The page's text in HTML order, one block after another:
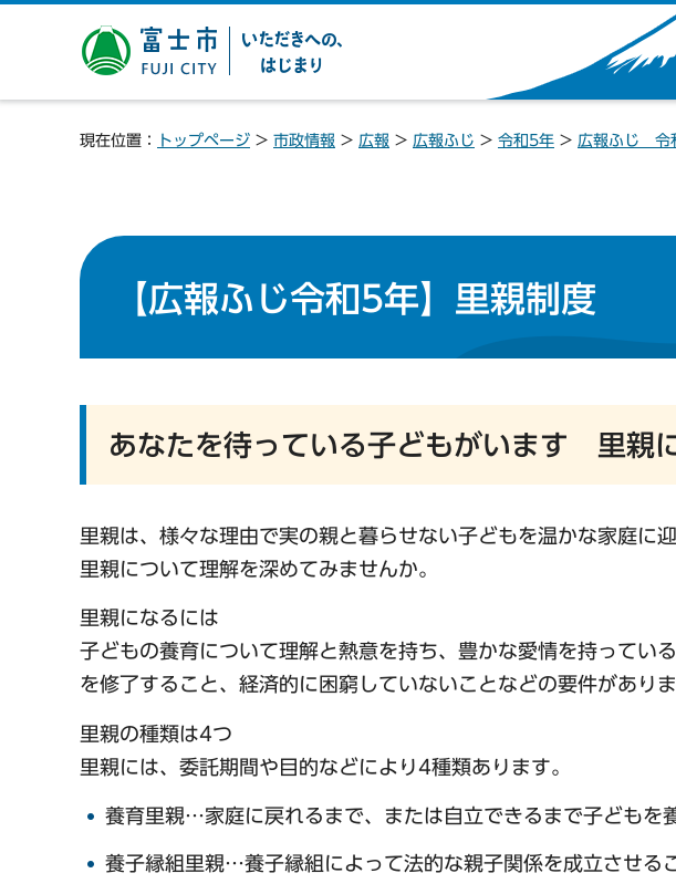
富士市 いただきへの、は
じまり
現在位置： トップページ > 市政情報 > 広報 > 広報ふじ > 令和5年 > 広報ふじ
【広報ふじ令和5年】里親制度
あなたを待っている子どもがいます 里親
里親は、様々な理由で実の親と暮らせない子どもを温かな家庭に
里親について理解を深めてみませんか。
里親になるには
子どもの養育について理解と熱意を持ち、豊かな愛情を持ってい
を修了すること、経済的に困窮していないことなどの要件がありま
里親の種類は4つ
里親には、委託期間や目的などにより4種類あります。
養育里親…家庭に戻れるまで、または自立できるまで子どもを
養子縁組里親…養子縁組によって法的な親子関係を成立させる